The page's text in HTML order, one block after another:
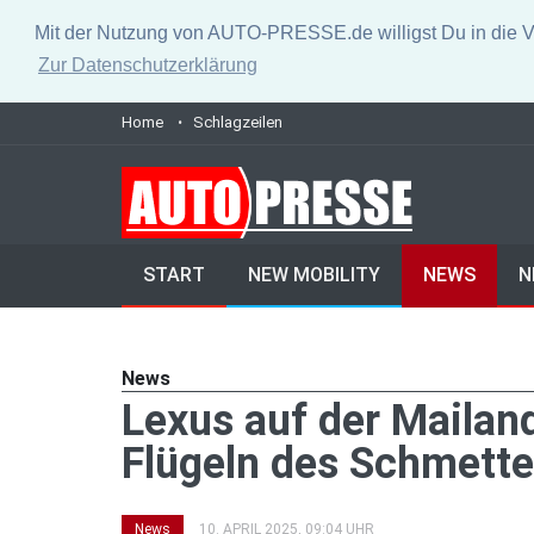
Mit der Nutzung von AUTO-PRESSE.de willigst Du in die
Zur Datenschutzerklärung
Home Schlagzeilen
START NEW MOBILITY NEWS
News
Lexus auf der
Flügeln des
News 10. APRIL 2025, 09:04 UHR